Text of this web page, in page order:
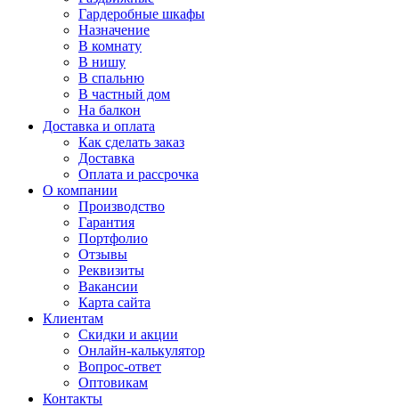
Гардеробные шкафы
Назначение
В комнату
В нишу
В спальню
В частный дом
На балкон
Доставка и оплата
Как сделать заказ
Доставка
Оплата и рассрочка
О компании
Производство
Гарантия
Портфолио
Отзывы
Реквизиты
Вакансии
Карта сайта
Клиентам
Скидки и акции
Онлайн-калькулятор
Вопрос-ответ
Оптовикам
Контакты